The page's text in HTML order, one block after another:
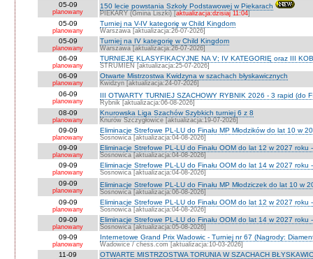
05-09
planowany
150 lecie powstania Szkoły Podstawowej w Piekarach
PIEKARY (Gmina Liszki) [aktualizacja:dzisiaj 11:04]
05-09
planowany
Turniej na V-IV kategorię w Child Kingdom
Warszawa [aktualizacja:26-07-2026]
05-09
planowany
Turniej na IV kategorię w Child Kingdom
Warszawa [aktualizacja:26-07-2026]
06-09
planowany
TURNIEJE KLASYFIKACYJNE NA V; IV KATEGORIĘ oraz III
STRUMIEŃ [aktualizacja:25-07-2026]
06-09
planowany
Otwarte Mistrzostwa Kwidzyna w szachach błyskawicznych
Kwidzyn [aktualizacja:24-07-2026]
06-09
planowany
III OTWARTY TURNIEJ SZACHOWY RYBNIK 2026 - 3 rapid (do
Rybnik [aktualizacja:06-08-2026]
08-09
planowany
Knurowska Liga Szachów Szybkich turniej 6 z 8
Knurów Szczygłowice [aktualizacja:19-07-2026]
09-09
planowany
Eliminacje Strefowe PL-LU do Finału MP Młodzików do lat 10 w
Sosnowica [aktualizacja:04-08-2026]
09-09
planowany
Eliminacje Strefowe PL-LU do Finału OOM do lat 12 w 2027 roku
Sosnowica [aktualizacja:04-08-2026]
09-09
planowany
Eliminacje Strefowe PL-LU do Finału OOM do lat 14 w 2027 roku
Sosnowica [aktualizacja:04-08-2026]
09-09
planowany
Eliminacje Strefowe PL-LU do Finału MP Młodziczek do lat 10 w
Sosnowica [aktualizacja:06-08-2026]
09-09
planowany
Eliminacje Strefowe PL-LU do Finału OOM do lat 12 w 2027 roku
Sosnowica [aktualizacja:04-08-2026]
09-09
planowany
Eliminacje Strefowe PL-LU do Finału OOM do lat 14 w 2027 roku
Sosnowica [aktualizacja:05-08-2026]
09-09
planowany
Internetowe Grand Prix Wadowic - Turniej nr 67 (Nagrody:
Wadowice / chess.com [aktualizacja:10-03-2026]
11-09 OTWARTE MISTRZOSTWA TORUNIA W SZACHACH